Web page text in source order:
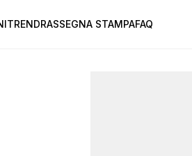
TRENDRASSEGNA STAMPAFAQ